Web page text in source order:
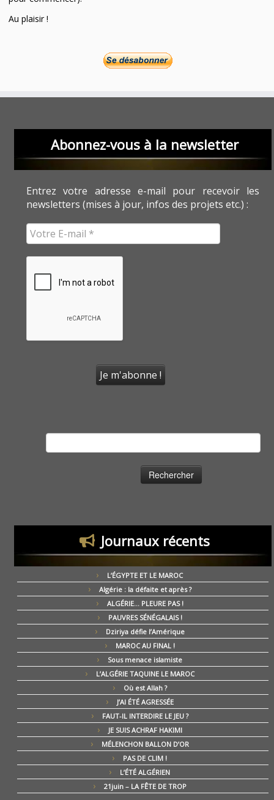
Au plaisir !
Abonnez-vous à la newsletter
Entrez votre adresse e-mail pour recevoir les
newsletters (mises à jour, infos des projets etc.) :
Journaux récents
L’ÉGYPTE ET LE MAROC
Algérie : la défaite et après ?
ALGÉRIE… PLEURE PAS !
PAUVRES SÉNÉGALAIS !
Dziriya défie l’Amérique
MAROC AU FINAL !
Sous menace islamiste
L’ALGÉRIE TAQUINE LE MAROC
Où est Allah ?
J’AI ÉTÉ AGRESSÉE
FAUT-IL INTERDIRE LE JEU ?
JE SUIS ACHRAF HAKIMI
MÉLENCHON BALLON D’OR
PAS DE CLIM !
L’ÉTÉ ALGÉRIEN
21juin – LA FÊTE DE TROP